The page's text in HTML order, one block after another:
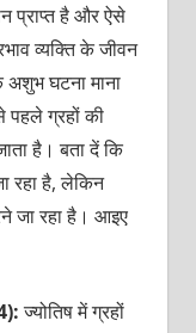
प्राप्त है और ऐसे
व्यक्ति के जीवन
अशुभ घटना माना
पहले ग्रहों की
है। बता दें कि
रहा है, लेकिन
जा रहा है। आइए
ज्योतिष में ग्रहों